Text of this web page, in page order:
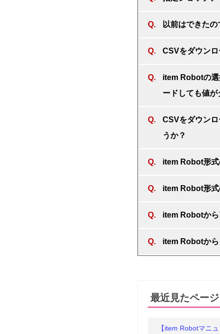
以前はできた
CSVをダウン
item Robotの
ードしても値
CSVをダウン
うか？
item Robot形式
item Robot形式
item Robotから
item Robotから
最近見たページ
【item Robotマニ